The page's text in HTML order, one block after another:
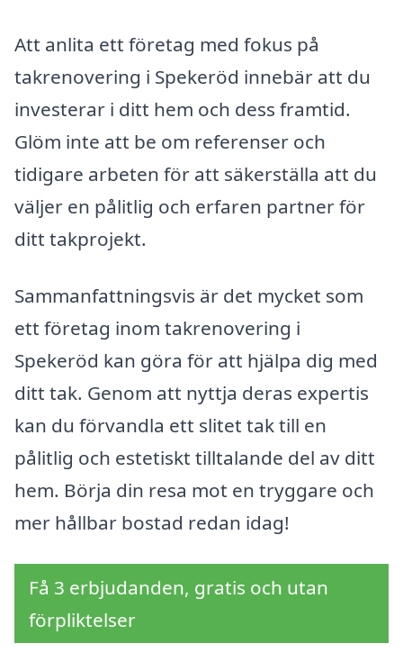
Att anlita ett företag med fokus på
takrenovering i Spekeröd innebär att du
investerar i ditt hem och dess framtid.
Glöm inte att be om referenser och
tidigare arbeten för att säkerställa att du
väljer en pålitlig och erfaren partner för
ditt takprojekt.
Sammanfattningsvis är det mycket som
ett företag inom takrenovering i
Spekeröd kan göra för att hjälpa dig med
ditt tak. Genom att nyttja deras expertis
kan du förvandla ett slitet tak till en
pålitlig och estetiskt tilltalande del av ditt
hem. Börja din resa mot en tryggare och
mer hållbar bostad redan idag!
Få 3 erbjudanden, gratis och utan
förpliktelser